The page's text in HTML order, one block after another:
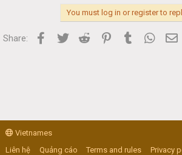
You must log in or register to
Share: Facebook
Twitter Reddit PinterestTumblr
Vietnames
Liên hệ
Quảng cáo Terms and rules Privacy